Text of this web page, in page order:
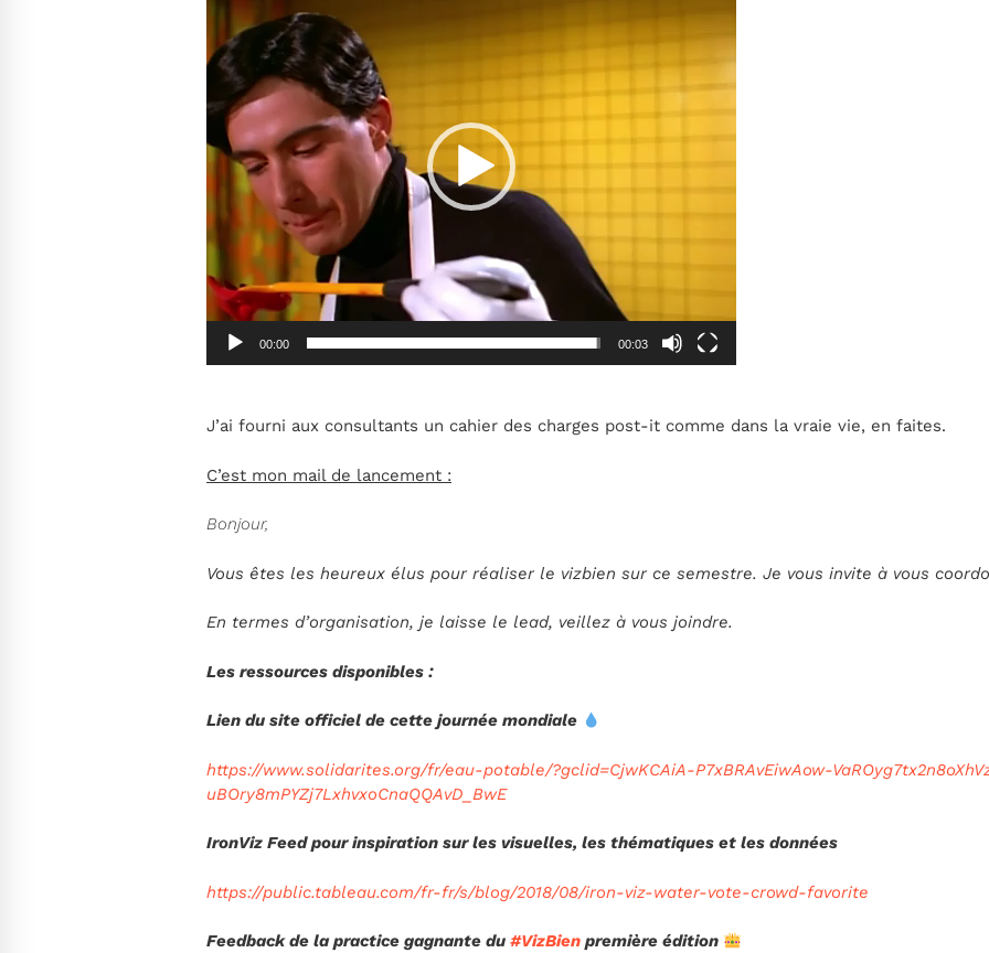
00:00 00:03
J’ai fourni aux consultants un cahier des charges post-it comme dans la vraie vie, en faites.
C’est mon mail de lancement :
Bonjour,
Vous êtes les heureux élus pour réaliser le vizbien sur ce semestre. Je vous invite à vous
En termes d’organisation, je laisse le lead, veillez à vous joindre.
Les ressources disponibles :
Lien du site officiel de cette journée mondiale
https://www.solidarites.org/fr/eau-potable/?gclid=CjwKCAiA-P7xBRAvEiwAow-
uBOry8mPYZj7LxhvxoCnaQQAvD_BwE
IronViz Feed pour inspiration sur les visuelles, les thématiques et les données
https://public.tableau.com/fr-fr/s/blog/2018/08/iron-viz-water-vote-crowd-favorite
Feedback de la practice gagnante du #VizBien première édition